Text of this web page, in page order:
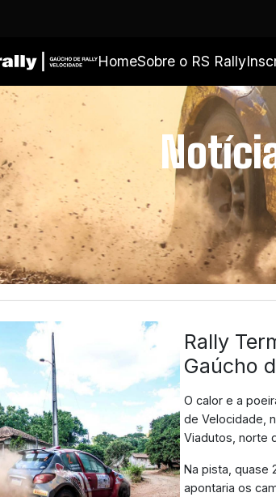
HomeSobre o RS Rally
Rally
Gaúcho
O calor e a
de Velocidade,
Viadutos, norte
Na pista, quase
apontaria os